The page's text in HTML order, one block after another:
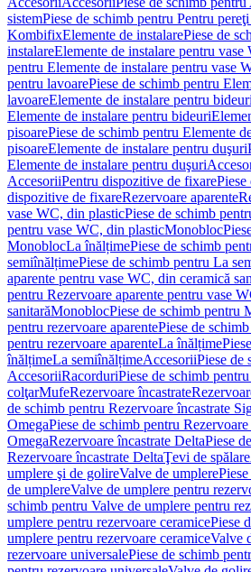
sistemPiese de schimb pentru Pentru
KombifixElemente de instalarePiese de
instalareElemente de instalare pentru vase
pentru Elemente de instalare pentru vase
pentru lavoarePiese de schimb pentru
lavoareElemente de instalare pentru bideuri
Elemente de instalare pentru bideuri
pisoarePiese de schimb pentru Elemente
pisoareElemente de instalare pentru duşuri
Elemente de instalare pentru duşuri
AccesoriiPentru dispozitive de fixarePiese
dispozitive de fixareRezervoare aparente
vase WC, din plasticPiese de schimb
pentru vase WC, din plasticMonobloc
MonoblocLa înălțimePiese de schimb
semiînălțimePiese de schimb pentru La
aparente pentru vase WC, din ceramică
pentru Rezervoare aparente pentru vase
sanitarăMonoblocPiese de schimb pentru
pentru rezervoare aparentePiese de
pentru rezervoare aparenteLa înălțime
înălțimeLa semiînălțimeAccesoriiPiese de
AccesoriiRacorduriPiese de schimb
colţarMufeRezervoare încastrate
de schimb pentru Rezervoare încastrate
OmegaPiese de schimb pentru
OmegaRezervoare încastrate DeltaPiese
Rezervoare încastrate DeltaŢevi de spălare
umplere şi de golireValve de umplere
de umplereValve de umplere pentru
schimb pentru Valve de umplere pentru
umplere pentru rezervoare ceramicePiese
umplere pentru rezervoare ceramiceValve
rezervoare universalePiese de schimb